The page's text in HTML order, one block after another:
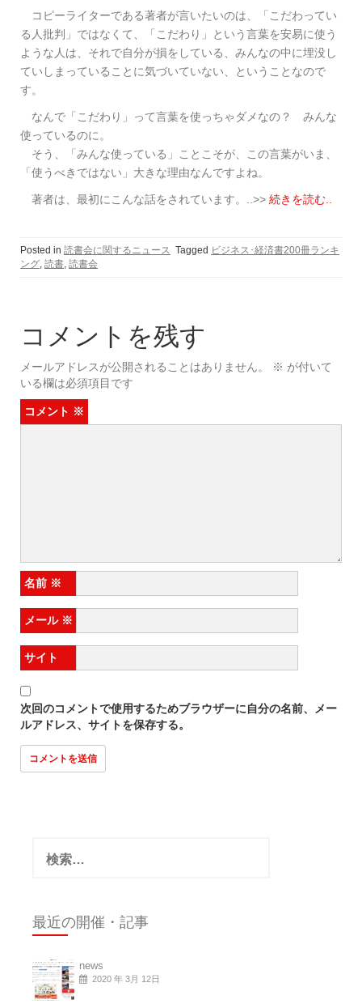
コピーライターである著者が言いたいのは、「こだわってい
る人批判」ではなくて、「こだわり」という言葉を安易に使う
ような人は、それで自分が損をしている、みんなの中に埋没し
ていしまっていることに気づいていない、ということなので
す。
なんで「こだわり」って言葉を使っちゃダメなの？ みんな
使っているのに。
そう、「みんな使っている」ことこそが、この言葉がいま、
「使うべきではない」大きな理由なんですよね。
著者は、最初にこんな話をされています。..>> 続きを読む..
Posted in 読書会に関するニュース Tagged ビジネス･経済書200冊ランキ
ング, 読書, 読書会
コメントを残す
メールアドレスが公開されることはありません。 ※ が付いて
いる欄は必須項目です
コメント ※
名前 ※
メール ※
サイト
次回のコメントで使用するためブラウザーに自分の名前、メー
ルアドレス、サイトを保存する。
索:
最近の開催・記事
news
2020 年 3月 12日